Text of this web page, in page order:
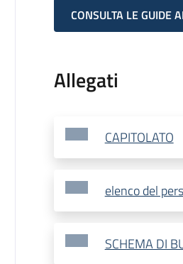
CONSULTA LE GUIDE
Allegati
CAPITOLATO
elenco del
SCHEMA DI